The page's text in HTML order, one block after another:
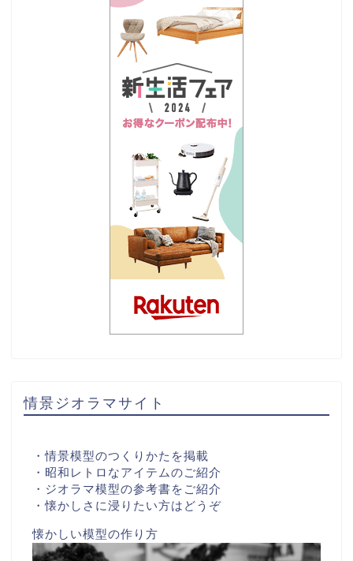
情景ジオラマサイト
・情景模型のつくりかたを掲載
・昭和レトロなアイテムのご紹介
・ジオラマ模型の参考書をご紹介
・懐かしさに浸りたい方はどうぞ
懐かしい模型の作り方